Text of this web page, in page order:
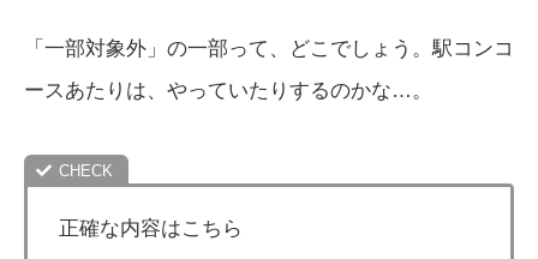
「一部対象外」の一部って、どこでしょう。駅コンコ
ースあたりは、やっていたりするのかな…。
正確な内容はこちら